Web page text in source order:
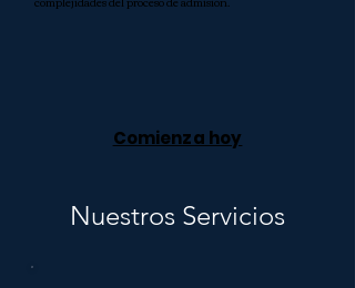
Comienza hoy
Nuestros Servicios